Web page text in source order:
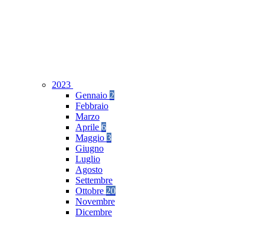
2023
Gennaio 2
Febbraio
Marzo
Aprile 6
Maggio 3
Giugno
Luglio
Agosto
Settembre
Ottobre 20
Novembre
Dicembre